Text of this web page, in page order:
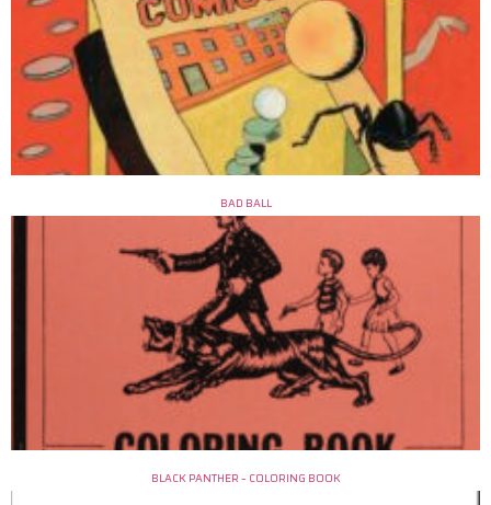
BAD BALL
BLACK PANTHER – COLORING BOOK